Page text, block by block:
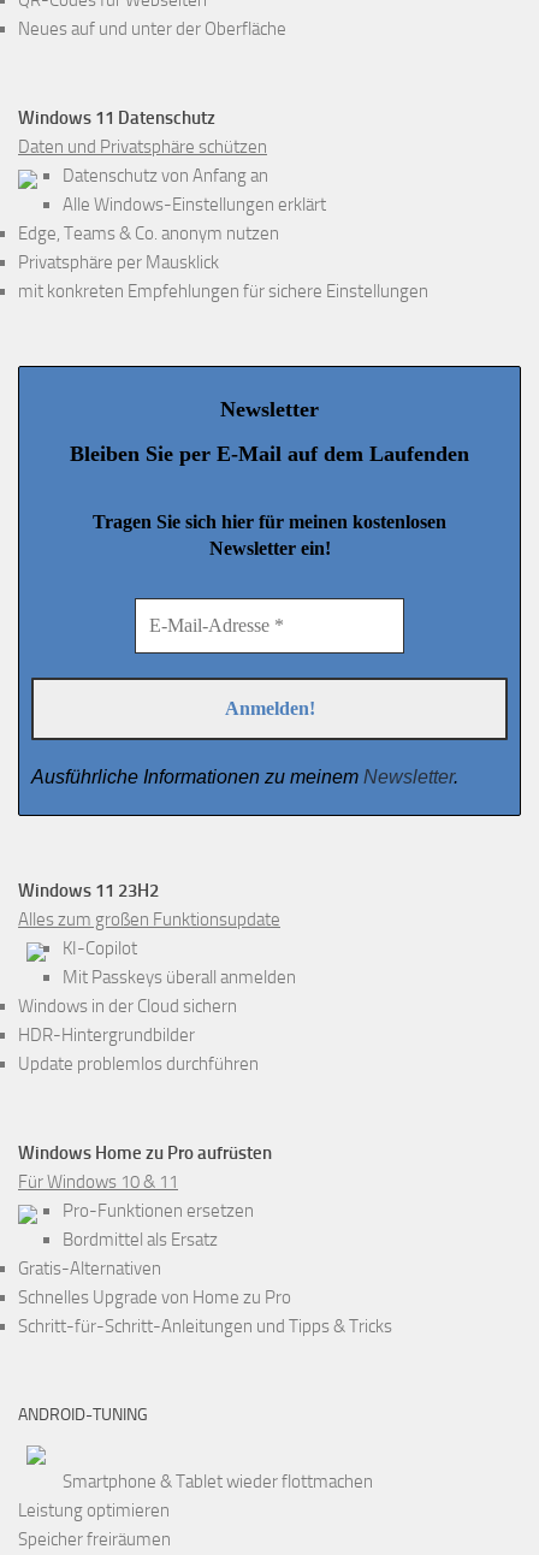
Neues auf und unter der Oberfläche
Windows 11 Datenschutz
Daten und Privatsphäre schützen
Datenschutz von Anfang an
Alle Windows-Einstellungen erklärt
Edge, Teams & Co. anonym nutzen
Privatsphäre per Mausklick
mit konkreten Empfehlungen für sichere Einstellungen
Newsletter
Bleiben Sie per E-Mail auf dem Laufenden
Tragen Sie sich hier für meinen kostenlosen
Newsletter ein!
Ausführliche Informationen zu meinem Newsletter.
Windows 11 23H2
Alles zum großen Funktionsupdate
KI-Copilot
Mit Passkeys überall anmelden
Windows in der Cloud sichern
HDR-Hintergrundbilder
Update problemlos durchführen
Windows Home zu Pro aufrüsten
Für Windows 10 & 11
Pro-Funktionen ersetzen
Bordmittel als Ersatz
Gratis-Alternativen
Schnelles Upgrade von Home zu Pro
Schritt-für-Schritt-Anleitungen und Tipps & Tricks
ANDROID-TUNING
Smartphone & Tablet wieder flottmachen
Leistung optimieren
Speicher freiräumen